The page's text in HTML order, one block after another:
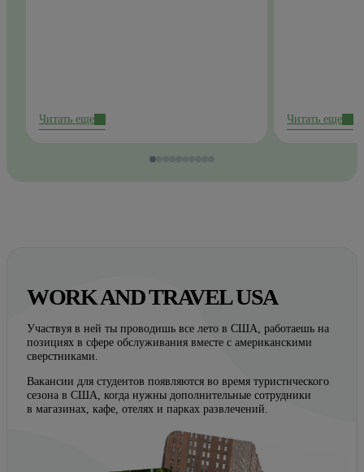
Читать еще Читать еще
WORK AND TRAVEL USA
Участвуя в ней ты проводишь все лето в США, работаешь на
позициях в сфере обслуживания вместе с американскими
сверстниками.
Вакансии для студентов появляются во время туристического
сезона в США, когда нужны дополнительные сотрудники
в магазинах, кафе, отелях и парках развлечений.